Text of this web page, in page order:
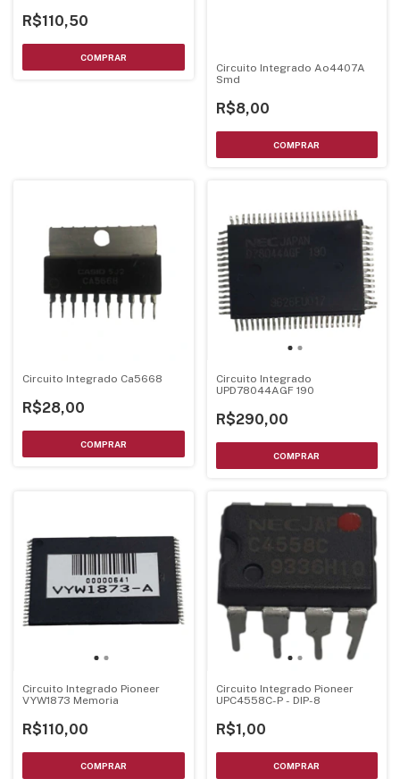
R$110,50
Circuito Integrado Ao4407A
Smd
R$8,00
Circuito Integrado Ca5668
R$28,00
Circuito Integrado
UPD78044AGF 190
R$290,00
Circuito Integrado Pioneer
VYW1873 Memoria
R$110,00
Circuito Integrado Pioneer
UPC4558C-P - DIP-8
R$1,00